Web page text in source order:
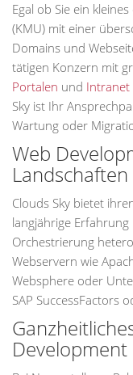
Egal ob Sie ein
(KMU) mit einer
Domains und
tätigen Konzern mit
Portalen und Intranet
Sky ist Ihr
Wartung oder
Web
Landschaften
Clouds Sky bietet
langjährige
Orchestrierung
Webservern wie
Websphere oder
SAP SuccessFactors
Development